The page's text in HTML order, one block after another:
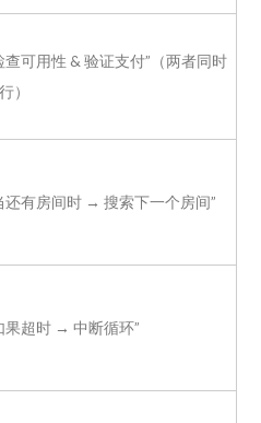
查可用性 & 验证支付”（两者同时
）
还有房间时 → 搜索下一个房间”
果超时 → 中断循环”